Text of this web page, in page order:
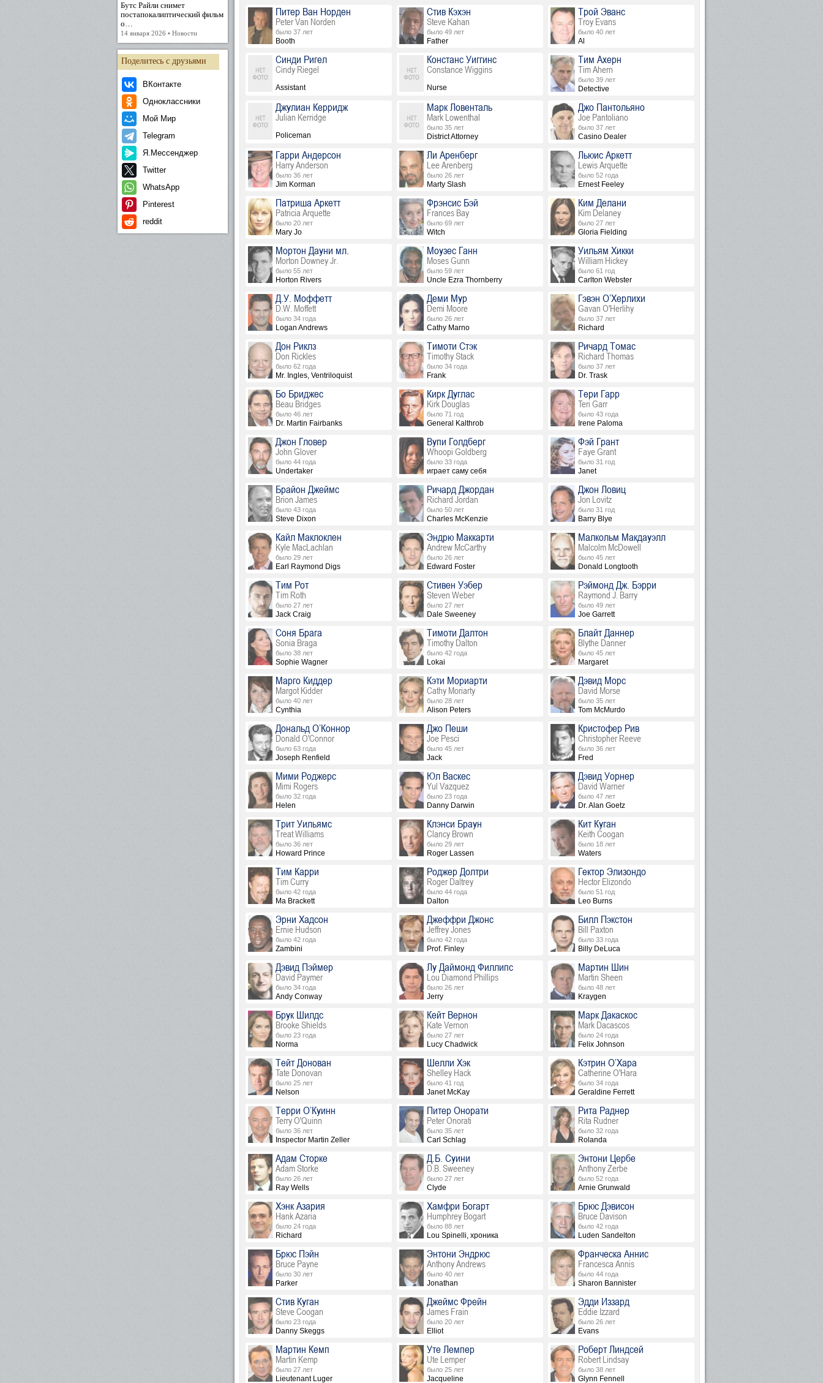
Бутс Райли снимет
постапокалиптический фильм
о…
14 января 2026 • Новости
Поделитесь с друзьями
ВКонтакте
Одноклассники
Мой Мир
Telegram
Я.Мессенджер
Twitter
WhatsApp
Pinterest
reddit
Питер Ван Норден
Peter Van Norden
было 37 лет
Booth
Стив Кэхэн
Steve Kahan
было 49 лет
Father
Трой Эванс
Troy Evans
было 40 лет
Al
Синди Ригел
Cindy Riegel
Assistant
Констанс Уиггинс
Constance Wiggins
Nurse
Тим Ахерн
Tim Ahern
было 39 лет
Detective
Джулиан Керридж
Julian Kerridge
Policeman
Марк Ловенталь
Mark Lowenthal
было 35 лет
District Attorney
Джо Пантольяно
Joe Pantoliano
было 37 лет
Casino Dealer
Гарри Андерсон
Harry Anderson
было 36 лет
Jim Korman
Ли Аренберг
Lee Arenberg
было 26 лет
Marty Slash
Льюис Аркетт
Lewis Arquette
было 52 года
Ernest Feeley
Патриша Аркетт
Patricia Arquette
было 20 лет
Mary Jo
Фрэнсис Бэй
Frances Bay
было 69 лет
Witch
Ким Делани
Kim Delaney
было 27 лет
Gloria Fielding
Мортон Дауни мл.
Morton Downey Jr.
было 55 лет
Horton Rivers
Моузес Ганн
Moses Gunn
было 59 лет
Uncle Ezra Thornberry
Уильям Хикки
William Hickey
было 61 год
Carlton Webster
Д.У. Моффетт
D.W. Moffett
было 34 года
Logan Andrews
Деми Мур
Demi Moore
было 26 лет
Cathy Marno
Гэвэн О’Херлихи
Gavan O'Herlihy
было 37 лет
Richard
Дон Риклз
Don Rickles
было 62 года
Mr. Ingles, Ventriloquist
Тимоти Стэк
Timothy Stack
было 34 года
Frank
Ричард Томас
Richard Thomas
было 37 лет
Dr. Trask
Бо Бриджес
Beau Bridges
было 46 лет
Dr. Martin Fairbanks
Кирк Дуглас
Kirk Douglas
было 71 год
General Kalthrob
Тери Гарр
Teri Garr
было 43 года
Irene Paloma
Джон Гловер
John Glover
было 44 года
Undertaker
Вупи Голдберг
Whoopi Goldberg
было 33 года
играет саму себя
Фэй Грант
Faye Grant
было 31 год
Janet
Брайон Джеймс
Brion James
было 43 года
Steve Dixon
Ричард Джордан
Richard Jordan
было 50 лет
Charles McKenzie
Джон Ловиц
Jon Lovitz
было 31 год
Barry Blye
Кайл Маклоклен
Kyle MacLachlan
было 29 лет
Earl Raymond Digs
Эндрю Маккарти
Andrew McCarthy
было 26 лет
Edward Foster
Малкольм Макдауэлл
Malcolm McDowell
было 45 лет
Donald Longtooth
Тим Рот
Tim Roth
было 27 лет
Jack Craig
Стивен Уэбер
Steven Weber
было 27 лет
Dale Sweeney
Рэймонд Дж. Бэрри
Raymond J. Barry
было 49 лет
Joe Garrett
Соня Брага
Sonia Braga
было 38 лет
Sophie Wagner
Тимоти Далтон
Timothy Dalton
было 42 года
Lokai
Блайт Даннер
Blythe Danner
было 45 лет
Margaret
Марго Киддер
Margot Kidder
было 40 лет
Cynthia
Кэти Мориарти
Cathy Moriarty
было 28 лет
Alison Peters
Дэвид Морс
David Morse
было 35 лет
Tom McMurdo
Дональд О’Коннор
Donald O'Connor
было 63 года
Joseph Renfield
Джо Пеши
Joe Pesci
было 45 лет
Jack
Кристофер Рив
Christopher Reeve
было 36 лет
Fred
Мими Роджерс
Mimi Rogers
было 32 года
Helen
Юл Васкес
Yul Vazquez
было 23 года
Danny Darwin
Дэвид Уорнер
David Warner
было 47 лет
Dr. Alan Goetz
Трит Уильямс
Treat Williams
было 36 лет
Howard Prince
Клэнси Браун
Clancy Brown
было 29 лет
Roger Lassen
Кит Куган
Keith Coogan
было 18 лет
Waters
Тим Карри
Tim Curry
было 42 года
Ma Brackett
Роджер Долтри
Roger Daltrey
было 44 года
Dalton
Гектор Элизондо
Hector Elizondo
было 51 год
Leo Burns
Эрни Хадсон
Ernie Hudson
было 42 года
Zambini
Джеффри Джонс
Jeffrey Jones
было 42 года
Prof. Finley
Билл Пэкстон
Bill Paxton
было 33 года
Billy DeLuca
Дэвид Пэймер
David Paymer
было 34 года
Andy Conway
Лу Даймонд Филлипс
Lou Diamond Phillips
было 26 лет
Jerry
Мартин Шин
Martin Sheen
было 48 лет
Kraygen
Брук Шилдс
Brooke Shields
было 23 года
Norma
Кейт Вернон
Kate Vernon
было 27 лет
Lucy Chadwick
Марк Дакаскос
Mark Dacascos
было 24 года
Felix Johnson
Тейт Донован
Tate Donovan
было 25 лет
Nelson
Шелли Хэк
Shelley Hack
было 41 год
Janet McKay
Кэтрин О’Хара
Catherine O'Hara
было 34 года
Geraldine Ferrett
Терри О’Куинн
Terry O'Quinn
было 36 лет
Inspector Martin Zeller
Питер Онорати
Peter Onorati
было 35 лет
Carl Schlag
Рита Раднер
Rita Rudner
было 32 года
Rolanda
Адам Сторке
Adam Storke
было 26 лет
Ray Wells
Д.Б. Суини
D.B. Sweeney
было 27 лет
Clyde
Энтони Цербе
Anthony Zerbe
было 52 года
Arnie Grunwald
Хэнк Азария
Hank Azaria
было 24 года
Richard
Хамфри Богарт
Humphrey Bogart
было 88 лет
Lou Spinelli, хроника
Брюс Дэвисон
Bruce Davison
было 42 года
Luden Sandelton
Брюс Пэйн
Bruce Payne
было 30 лет
Parker
Энтони Эндрюс
Anthony Andrews
было 40 лет
Jonathan
Франческа Аннис
Francesca Annis
было 44 года
Sharon Bannister
Стив Куган
Steve Coogan
было 23 года
Danny Skeggs
Джеймс Фрейн
James Frain
было 20 лет
Elliot
Эдди Иззард
Eddie Izzard
было 26 лет
Evans
Мартин Кемп
Martin Kemp
было 27 лет
Lieutenant Luger
Уте Лемпер
Ute Lemper
было 25 лет
Jacqueline
Роберт Линдсей
Robert Lindsay
было 38 лет
Glynn Fennell